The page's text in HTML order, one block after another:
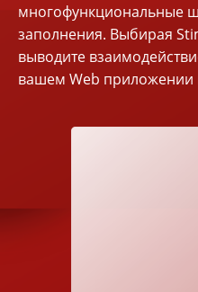
многофункциональные
заполнения. Выбирая
выводите
вашем Web приложении